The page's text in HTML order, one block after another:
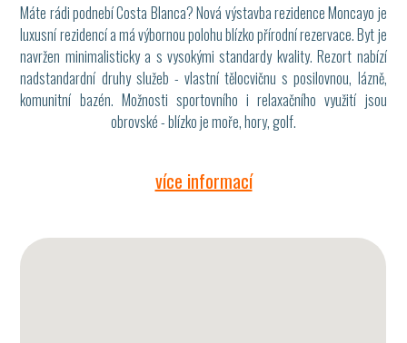
Máte rádi podnebí Costa Blanca? Nová výstavba rezidence Moncayo je
luxusní rezidencí a má výbornou polohu blízko přírodní rezervace. Byt je
navržen minimalisticky a s vysokými standardy kvality. Rezort nabízí
nadstandardní druhy služeb - vlastní tělocvičnu s posilovnou, lázně,
komunitní bazén. Možnosti sportovního i relaxačního využití jsou
obrovské - blízko je moře, hory, golf.
více informací